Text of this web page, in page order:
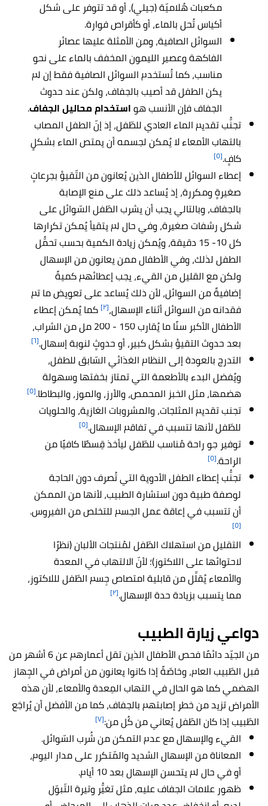
مكعبات هُلاميّة (جيلي)، أو قد تتوفر على شكل
أكياس تُحل بالماء، أو كأقراص فوارة.
السوائل الصافية، ومن الأمثلة عليها عصائر
الفاكهة وعصير الليمون المخفف بالماء على نحو
مناسب، كما تُستخدم السوائل الصافية فقط إن لم
يكن الطفل قد أصيب بالجفاف، ولكن عند حدوث
الجفاف فإن الأنسب هواستخدام محاليل الجفاف.
تجنُّب تقديم الماء العادي للطّفل، إذ إنّ الطفل المصاب
بالتهاب الأمعاء لا يُمكن لجسمه أن يمتص الماء بشكلٍ
كافٍ.[٥]
إعطاء السوائل للأطفال الذين يُعانون من التّقيؤ بجرعاتٍ
صغيرةٍ ومكررة، إذ يُساعد ذلك على منع الإصابة
بالجفاف، وبالتالي يجب أن يشرب الطّفل السّوائل على
شكل رشفات صغيرة، وفي حال لم يتقيأ يُمكن تكرارها
كل 10- 15 دقيقة، ويُمكن زيادة الكمية بحسب تحمُّل
الطفل لذلك، وفي الأطفال ممن يعانون من الإسهال
ولكن مع القليل من القيء، يجب إعطائهم كميةً
إضافيةً من السوائل، لأن ذلك يُساعد على تعويض ما تم
فقدانه من السوائل أثناء الإسهال،[٢]
كما يُمكن إعطاء
الأطفال الأكبر سنًا ما يُقارب 150 - 200 مل من الشراب،
بعد حدوث التقيؤ بشكل كبير، أو حدوثٍ لنوبة إسهال.[٦]
التدرج بالعودة إلى النظام الغذائي السّابق للطفل،
ويُفضل البدء بالأطعمة التي تمتاز بخفتها وسهولة
هضمها، مثل الخبز المحمص، والأرز، والموز، والبطاطا.[٥]
تجنب تقديم المثلجات، والمشروبات الغازية، والحلويات
للطّفل لأنها تتسبب في تفاقم الإسهال.[٥]
توفير جو راحة مُناسب للطّفل ليأخذ قِسطًا كافيًا من
الراحة.[٥]
تجنُّب إعطاء الطفل الأدوية التي تُصرف دون الحاجة
لوصفة طبية دون استشارة الطبيب، لأنها من الممكن
أن تتسبب في إعاقة عمل الجسم للتخلص من الفيروس.
[٥]
التقليل من استهلاك الطّفل لمُنتجات الألبان (نظرًا
لاحتوائها على اللاكتوز)؛ لأنّ الالتهاب في المعدة
والأمعاء يُقلِّل من قابلية امتصاص جِسم الطّفل لللاكتوز،
مما يتسبب بزيادة حدة الإسهال.[٢]
دواعي زيارة الطبيب
من الجيّد دائمًا فحص الأطفال الذين تقل أعمارهم عن 6 أشهر من
قبل الطّبيب العام، وخاصّةً إذا كانوا يعانون من أمراض في الجِهاز
الهضمي كما هو الحال في التهاب المِعدة والأمعاء، لأن هذه
الأمراض تزيد من خطر إصابتهم بالجفاف، كما من الأفضل أن يُراجَع
الطّبيب إذا كان الطّفل يُعاني من كُل من:[٧]
القيء والإسهال مع عدم التمكن من شُرب السّوائل.
المعاناة من الإسهال الشديد والمّتكرر على مدار اليوم،
أو في حال لم يتحسن الإسهال بعد 10 أيام.
ظهور علامات الجفاف عليه، مثل تغيُّر وتيرة التّبوّل